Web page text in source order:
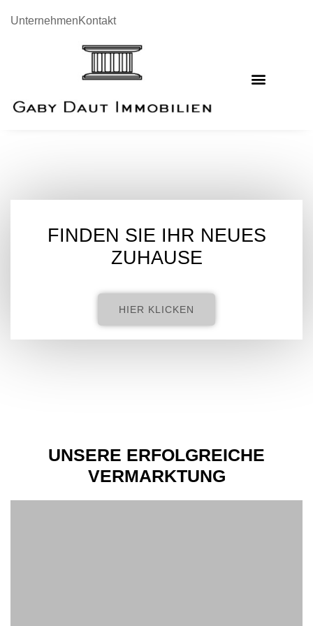
UnternehmenKontakt
FINDEN SIE IHR NEUES
ZUHAUSE
HIER KLICKEN
UNSERE ERFOLGREICHE
VERMARKTUNG